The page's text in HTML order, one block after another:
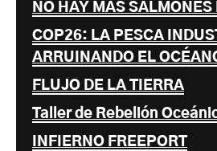
NO HAY MÁS SALMONES
COP26: LA PESCA
ARRUINANDO EL
FLUJO DE LA TIERRA
Taller de Rebelión
INFIERNO FREEPORT